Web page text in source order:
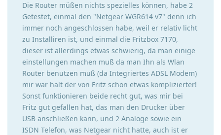
Die Router müßen nichts spezielles können, habe 2
Getestet, einmal den "Netgear WGR614 v7" denn ich
immer noch angeschlossen habe, weil er relativ licht
zu Installiren ist, und einmal die Fritzbox 7170,
dieser ist allerdings etwas schwierig, da man einige
einstellungen machen muß da man Ihn als Wlan
Router benutzen muß (da Integriertes ADSL Modem)
mir war halt der von Fritz schon etwas komplizierter!
Sonst funktionieren beide recht gut, was mir bei
Fritz gut gefallen hat, das man den Drucker über
USB anschließen kann, und 2 Analoge sowie ein
ISDN Telefon, was Netgear nicht hatte, auch ist er